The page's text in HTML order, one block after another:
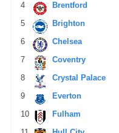
4
Brentford
5
Brighton
6
Chelsea
7
Coventry
8
Crystal Palace
9
Everton
10
Fulham